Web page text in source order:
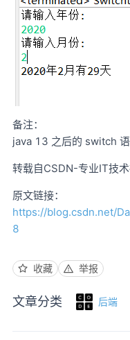
备注：
java 13 之后的 switch 语
转载自CSDN-专业IT技
原文链接：
https://blog.csdn.net/
8
收藏 举报
文章分类 后端